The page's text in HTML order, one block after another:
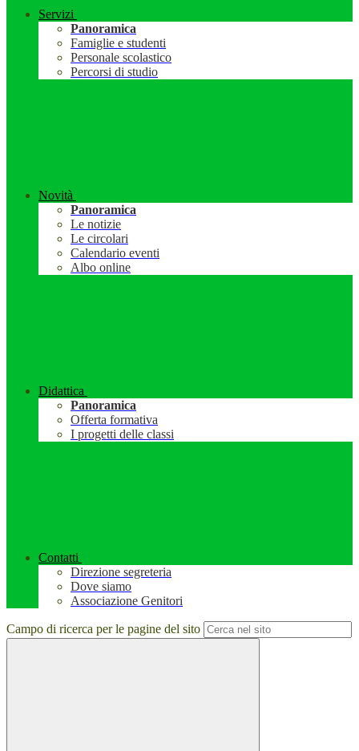
Servizi
Panoramica
Famiglie e studenti
Personale scolastico
Percorsi di studio
Novità
Panoramica
Le notizie
Le circolari
Calendario eventi
Albo online
Didattica
Panoramica
Offerta formativa
I progetti delle classi
Contatti
Direzione segreteria
Dove siamo
Associazione Genitori
Campo di ricerca per le pagine del sito